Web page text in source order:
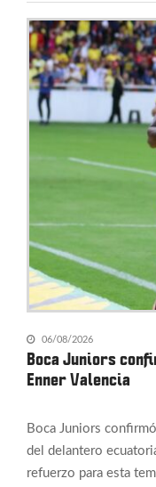
06/08/2026
Boca Juniors
Enner Valencia
Boca Juniors
del delantero
refuerzo para esta